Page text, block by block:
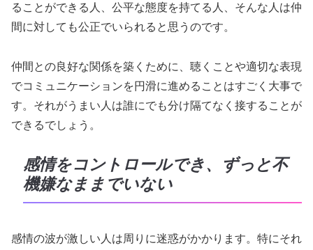
ることができる人、公平な態度を持てる人、そんな人は仲
間に対しても公正でいられると思うのです。
仲間との良好な関係を築くために、聴くことや適切な表現
でコミュニケーションを円滑に進めることはすごく大事で
す。それがうまい人は誰にでも分け隔てなく接することが
できるでしょう。
感情をコントロールでき、ずっと不
機嫌なままでいない
感情の波が激しい人は周りに迷惑がかかります。特にそれ